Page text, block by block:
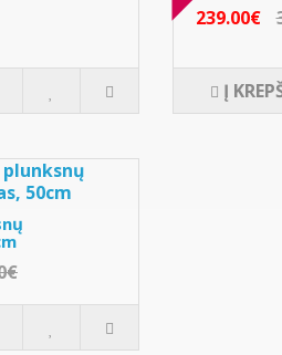
239.00€
Į